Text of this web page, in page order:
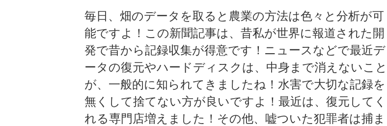
毎日、畑のデータを取ると農業の方法は色々と分析が可
能ですよ！この新聞記事は、昔私が世界に報道された開
発で昔から記録収集が得意です！ニュースなどで最近デ
ータの復元やハードディスクは、中身まで消えないこと
が、一般的に知られてきましたね！水害で大切な記録を
無くして捨てない方が良いですよ！最近は、復元してく
れる専門店増えました！その他、嘘ついた犯罪者は捕ま